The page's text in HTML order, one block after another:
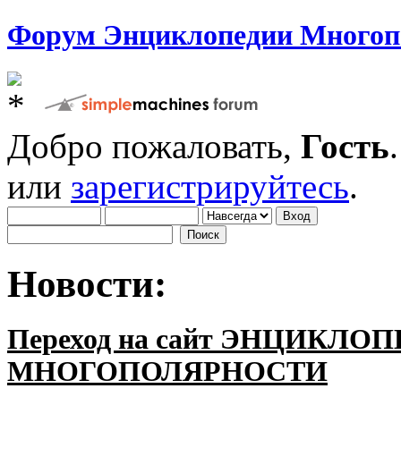
Форум Энциклопедии
Добро пожаловать, Гость
или зарегистрируйтесь.
Новости:
Переход на сайт
МНОГОПОЛЯРНОСТИ